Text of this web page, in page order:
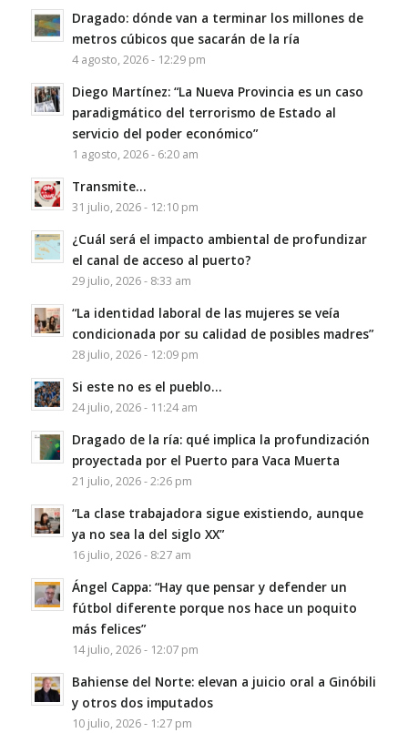
Dragado: dónde van a terminar los millones de
metros cúbicos que sacarán de la ría
4 agosto, 2026 - 12:29 pm
Diego Martínez: “La Nueva Provincia es un caso
paradigmático del terrorismo de Estado al
servicio del poder económico”
1 agosto, 2026 - 6:20 am
Transmite…
31 julio, 2026 - 12:10 pm
¿Cuál será el impacto ambiental de profundizar
el canal de acceso al puerto?
29 julio, 2026 - 8:33 am
“La identidad laboral de las mujeres se veía
condicionada por su calidad de posibles madres”
28 julio, 2026 - 12:09 pm
Si este no es el pueblo…
24 julio, 2026 - 11:24 am
Dragado de la ría: qué implica la profundización
proyectada por el Puerto para Vaca Muerta
21 julio, 2026 - 2:26 pm
“La clase trabajadora sigue existiendo, aunque
ya no sea la del siglo XX”
16 julio, 2026 - 8:27 am
Ángel Cappa: “Hay que pensar y defender un
fútbol diferente porque nos hace un poquito
más felices”
14 julio, 2026 - 12:07 pm
Bahiense del Norte: elevan a juicio oral a Ginóbili
y otros dos imputados
10 julio, 2026 - 1:27 pm